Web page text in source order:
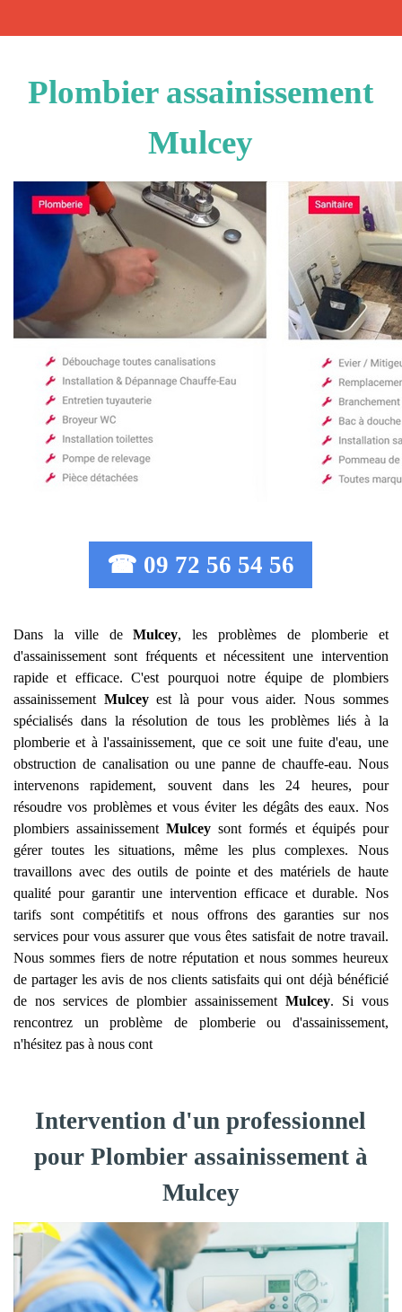
Plombier assainissement
Mulcey
☎ 09 72 56 54 56
Dans la ville deMulcey, les problèmes de plomberie et
d'assainissement sont fréquents et nécessitent une intervention
rapide et efficace. C'est pourquoi notre équipe de plombiers
assainissement Mulceyest là pour vous aider. Nous sommes
spécialisés dans la résolution de tous les problèmes liés à la
plomberie et à l'assainissement, que ce soit une fuite d'eau, une
obstruction de canalisation ou une panne de chauffe-eau. Nous
intervenons rapidement, souvent dans les 24 heures, pour
résoudre vos problèmes et vous éviter les dégâts des eaux. Nos
plombiers assainissementMulcey sont formés et équipés pour
gérer toutes les situations, même les plus complexes. Nous
travaillons avec des outils de pointe et des matériels de haute
qualité pour garantir une intervention efficace et durable. Nos
tarifs sont compétitifs et nous offrons des garanties sur nos
services pour vous assurer que vous êtes satisfait de notre travail.
Nous sommes fiers de notre réputation et nous sommes heureux
de partager les avis de nos clients satisfaits qui ont déjà bénéficié
de nos services de plombier assainissementMulcey. Si vous
rencontrez un problème de plomberie ou d'assainissement,
n'hésitez pas à nous cont
Intervention d'un professionnel
pour Plombier assainissement à
Mulcey